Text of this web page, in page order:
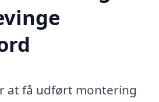
at få udført montering